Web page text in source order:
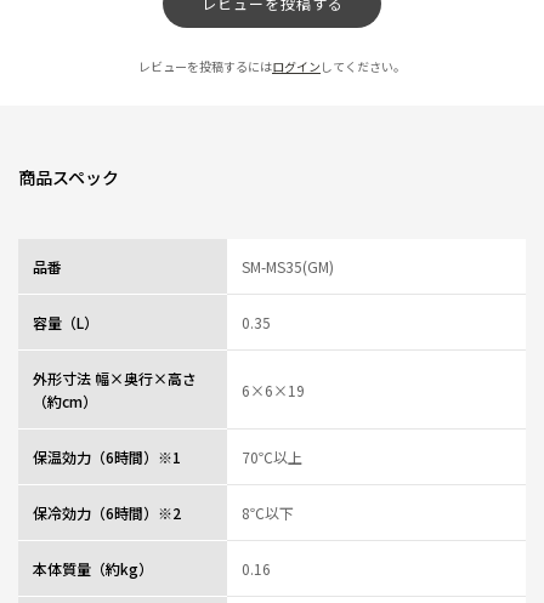
レビューを投稿するにはログイン してください。
商品スペック
品番 SM-MS35(GM)
容量（L） 0.35
外形寸法 幅×奥行×高さ
（約cm）
6×6×19
保温効力（6時間）※1 70℃以上
保冷効力（6時間）※2 8℃以下
本体質量（約kg） 0.16